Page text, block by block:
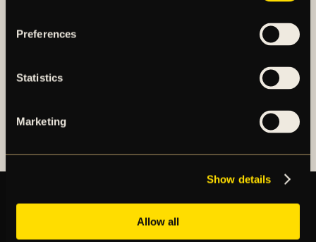
Preferences
Statistics
Marketing
Show details
Allow all
spelar i OBOS Damallsvenskan. AIK Fotboll AB är
noterat på NGM Nordic Growth Market Stockholm.
BILJETTER